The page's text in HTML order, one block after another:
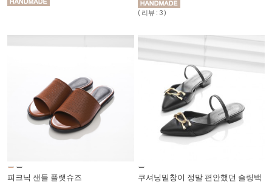
( 리뷰 : 3 )
피크닉 샌들 플랫슈즈
쿠셔닝밑창이 정말 편안했던 슬링백